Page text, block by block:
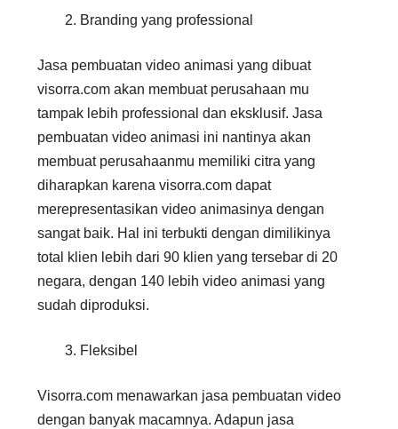
Branding yang professional
Jasa pembuatan video animasi yang dibuat
visorra.com akan membuat perusahaan mu
tampak lebih professional dan eksklusif. Jasa
pembuatan video animasi ini nantinya akan
membuat perusahaanmu memiliki citra yang
diharapkan karena visorra.com dapat
merepresentasikan video animasinya dengan
sangat baik. Hal ini terbukti dengan dimilikinya
total klien lebih dari 90 klien yang tersebar di 20
negara, dengan 140 lebih video animasi yang
sudah diproduksi.
Fleksibel
Visorra.com menawarkan jasa pembuatan video
dengan banyak macamnya. Adapun jasa